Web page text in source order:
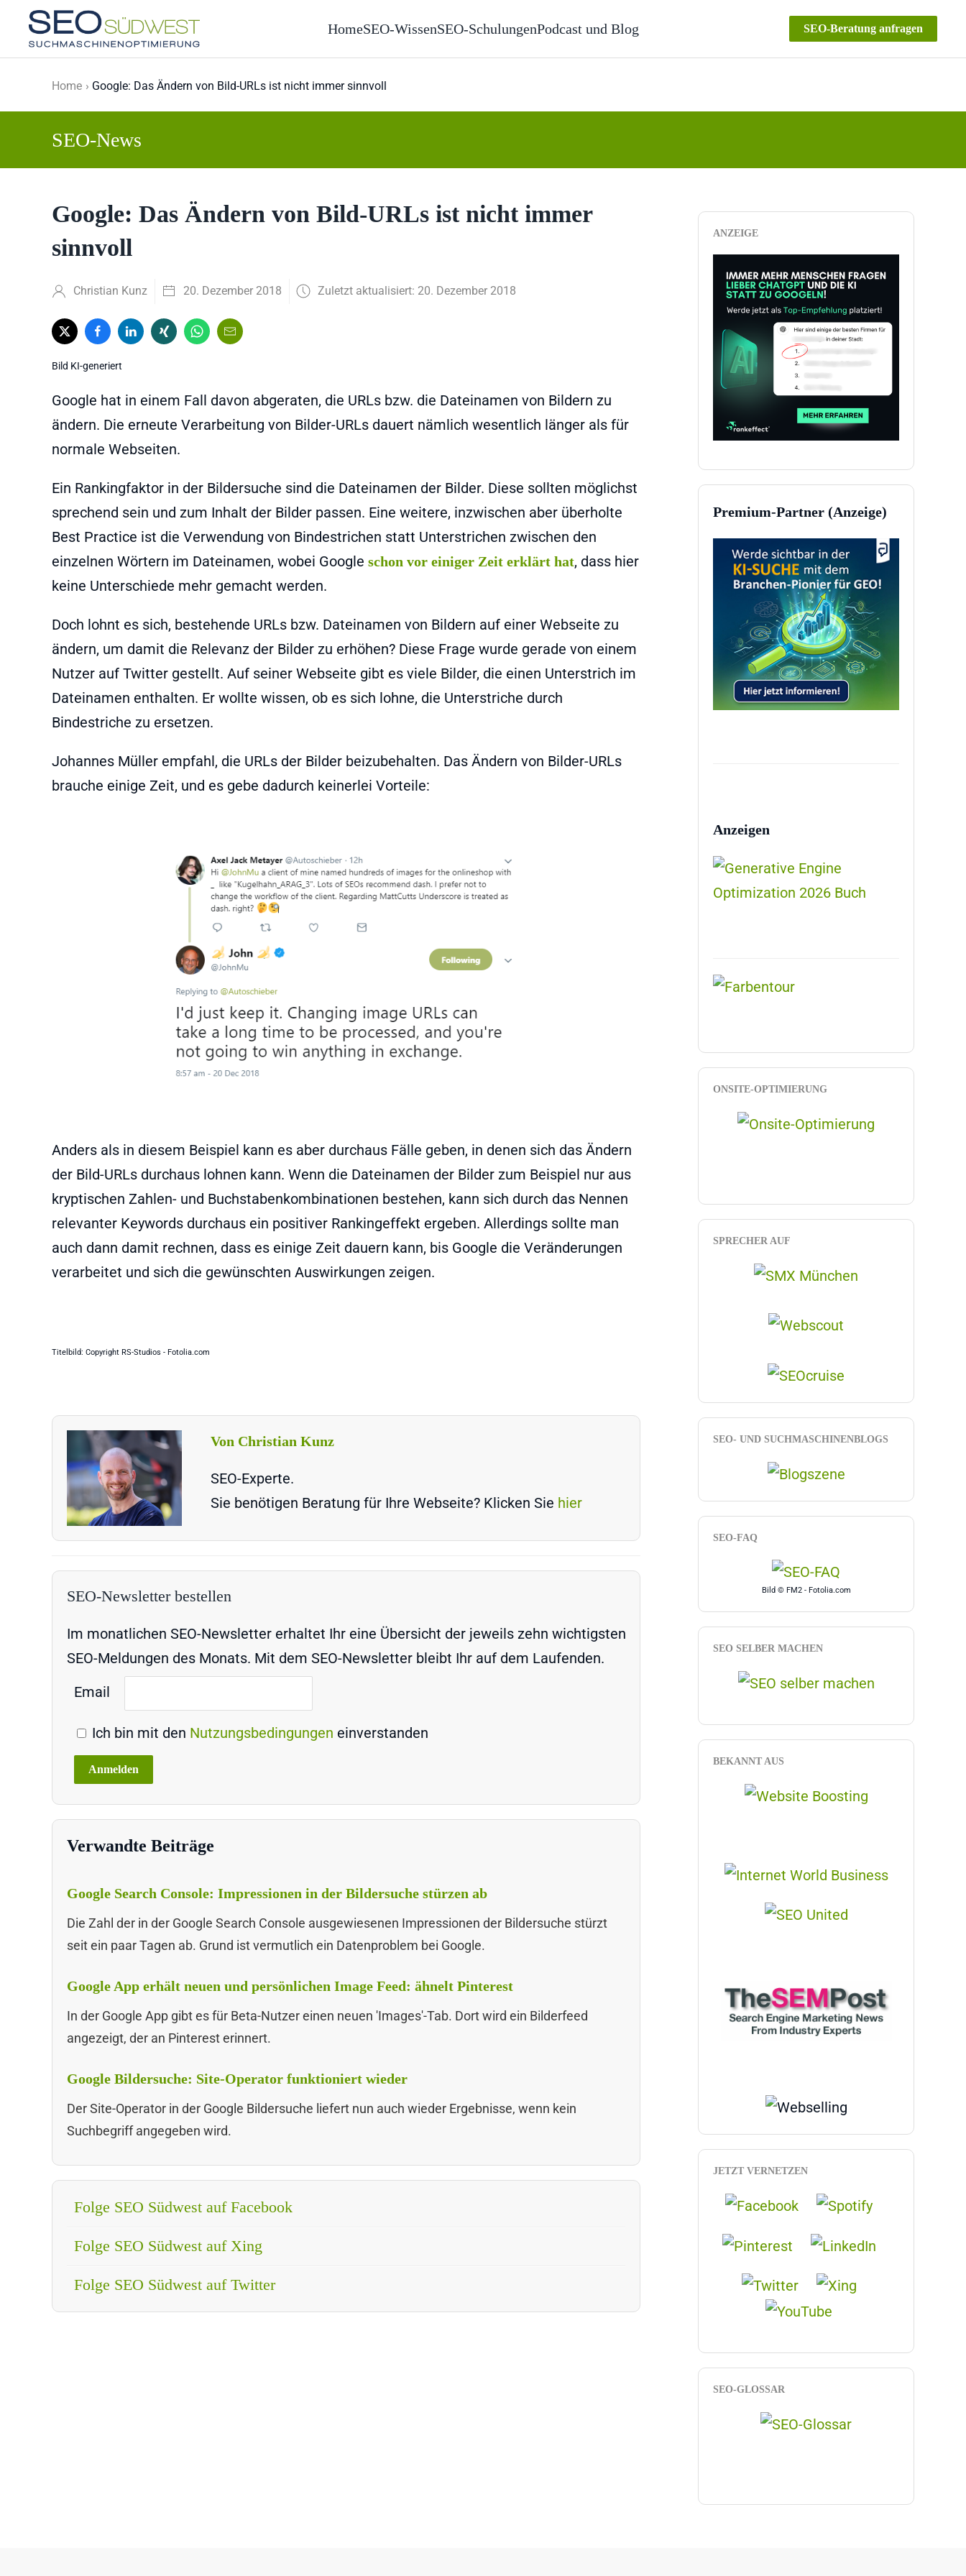
Skip to main content
HomeSEO-WissenSEO-SchulungenPodcast und Blog SEO-Beratung anfragen
Home Google: Das Ändern von Bild-URLs ist nicht immer sinnvoll
SEO-News
Google: Das Ändern von Bild-URLs ist nicht immer
sinnvoll
Christian Kunz 20. Dezember 2018 Zuletzt aktualisiert: 20. Dezember 2018
Bild KI-generiert
Google hat in einem Fall davon abgeraten, die URLs bzw. die Dateinamen von Bildern zu
ändern. Die erneute Verarbeitung von Bilder-URLs dauert nämlich wesentlich länger als für
normale Webseiten.
Ein Rankingfaktor in der Bildersuche sind die Dateinamen der Bilder. Diese sollten möglichst
sprechend sein und zum Inhalt der Bilder passen. Eine weitere, inzwischen aber überholte
Best Practice ist die Verwendung von Bindestrichen statt Unterstrichen zwischen den
einzelnen Wörtern im Dateinamen, wobei Google schon vor einiger Zeit erklärt hat, dass hier
keine Unterschiede mehr gemacht werden.
Doch lohnt es sich, bestehende URLs bzw. Dateinamen von Bildern auf einer Webseite zu
ändern, um damit die Relevanz der Bilder zu erhöhen? Diese Frage wurde gerade von einem
Nutzer auf Twitter gestellt. Auf seiner Webseite gibt es viele Bilder, die einen Unterstrich im
Dateinamen enthalten. Er wollte wissen, ob es sich lohne, die Unterstriche durch
Bindestriche zu ersetzen.
Johannes Müller empfahl, die URLs der Bilder beizubehalten. Das Ändern von Bilder-URLs
brauche einige Zeit, und es gebe dadurch keinerlei Vorteile:
Anders als in diesem Beispiel kann es aber durchaus Fälle geben, in denen sich das Ändern
der Bild-URLs durchaus lohnen kann. Wenn die Dateinamen der Bilder zum Beispiel nur aus
kryptischen Zahlen- und Buchstabenkombinationen bestehen, kann sich durch das Nennen
relevanter Keywords durchaus ein positiver Rankingeffekt ergeben. Allerdings sollte man
auch dann damit rechnen, dass es einige Zeit dauern kann, bis Google die Veränderungen
verarbeitet und sich die gewünschten Auswirkungen zeigen.
Titelbild: Copyright RS-Studios - Fotolia.com
Von Christian Kunz
SEO-Experte.
Sie benötigen Beratung für Ihre Webseite? Klicken Sie hier
SEO-Newsletter bestellen
Im monatlichen SEO-Newsletter erhaltet Ihr eine Übersicht der jeweils zehn wichtigsten
SEO-Meldungen des Monats. Mit dem SEO-Newsletter bleibt Ihr auf dem Laufenden.
Email
Ich bin mit den Nutzungsbedingungen einverstanden
Verwandte Beiträge
Google Search Console: Impressionen in der Bildersuche stürzen ab
Die Zahl der in der Google Search Console ausgewiesenen Impressionen der Bildersuche stürzt
seit ein paar Tagen ab. Grund ist vermutlich ein Datenproblem bei Google.
Google App erhält neuen und persönlichen Image Feed: ähnelt Pinterest
In der Google App gibt es für Beta-Nutzer einen neuen 'Images'-Tab. Dort wird ein Bilderfeed
angezeigt, der an Pinterest erinnert.
Google Bildersuche: Site-Operator funktioniert wieder
Der Site-Operator in der Google Bildersuche liefert nun auch wieder Ergebnisse, wenn kein
Suchbegriff angegeben wird.
Folge SEO Südwest auf Facebook
Folge SEO Südwest auf Xing
Folge SEO Südwest auf Twitter
ANZEIGE
Premium-Partner (Anzeige)
Anzeigen
ONSITE-OPTIMIERUNG
SPRECHER AUF
SEO- UND SUCHMASCHINENBLOGS
SEO-FAQ
Bild © FM2 - Fotolia.com
SEO SELBER MACHEN
BEKANNT AUS
JETZT VERNETZEN
SEO-GLOSSAR